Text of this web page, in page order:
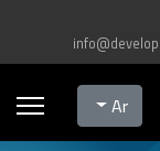
Select your language
Ar